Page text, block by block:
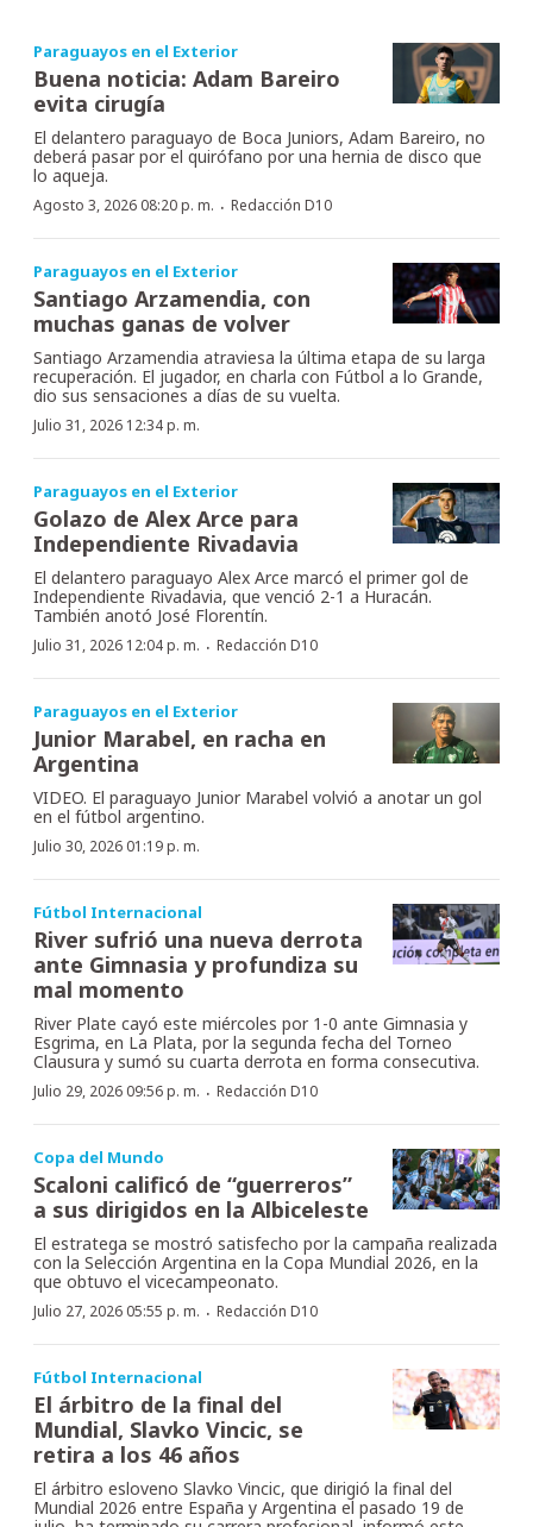
Paraguayos en el Exterior
Buena noticia: Adam Bareiro
evita cirugía
El delantero paraguayo de Boca Juniors, Adam Bareiro, no
deberá pasar por el quirófano por una hernia de disco que
lo aqueja.
Agosto 3, 2026 08:20 p. m. · Redacción D10
Paraguayos en el Exterior
Santiago Arzamendia, con
muchas ganas de volver
Santiago Arzamendia atraviesa la última etapa de su larga
recuperación. El jugador, en charla con Fútbol a lo Grande,
dio sus sensaciones a días de su vuelta.
Julio 31, 2026 12:34 p. m.
Paraguayos en el Exterior
Golazo de Alex Arce para
Independiente Rivadavia
El delantero paraguayo Alex Arce marcó el primer gol de
Independiente Rivadavia, que venció 2-1 a Huracán.
También anotó José Florentín.
Julio 31, 2026 12:04 p. m. · Redacción D10
Paraguayos en el Exterior
Junior Marabel, en racha en
Argentina
VIDEO. El paraguayo Junior Marabel volvió a anotar un gol
en el fútbol argentino.
Julio 30, 2026 01:19 p. m.
Fútbol Internacional
River sufrió una nueva derrota
ante Gimnasia y profundiza su
mal momento
River Plate cayó este miércoles por 1-0 ante Gimnasia y
Esgrima, en La Plata, por la segunda fecha del Torneo
Clausura y sumó su cuarta derrota en forma consecutiva.
Julio 29, 2026 09:56 p. m. · Redacción D10
Copa del Mundo
Scaloni calificó de “guerreros”
a sus dirigidos en la Albiceleste
El estratega se mostró satisfecho por la campaña realizada
con la Selección Argentina en la Copa Mundial 2026, en la
que obtuvo el vicecampeonato.
Julio 27, 2026 05:55 p. m. · Redacción D10
Fútbol Internacional
El árbitro de la final del
Mundial, Slavko Vincic, se
retira a los 46 años
El árbitro esloveno Slavko Vincic, que dirigió la final del
Mundial 2026 entre España y Argentina el pasado 19 de